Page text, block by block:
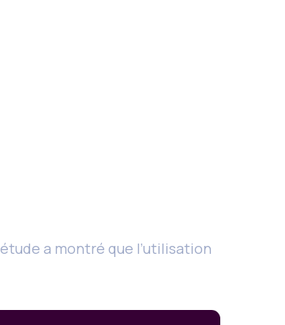
a montré que l’utilisation